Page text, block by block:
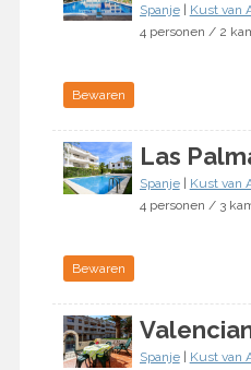
Spanje| Kust van
Bewaren
Las
Spanje| Kust van
Bewaren
Spanje| Kust van